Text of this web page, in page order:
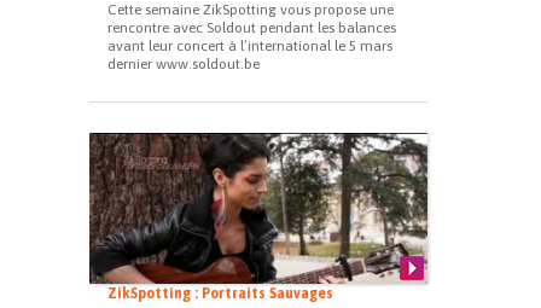
Cette semaine ZikSpotting vous propose une
rencontre avec Soldout pendant les balances
avant leur concert à l’international le 5 mars
dernier www.soldout.be
ZikSpotting : Portraits Sauvages